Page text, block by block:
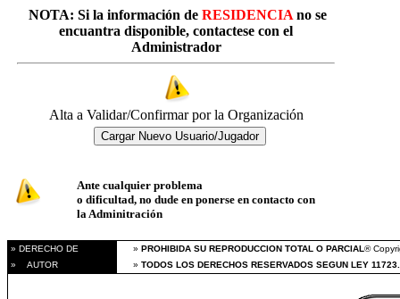
NOTA: Si la información de RESIDENCIA no se
encuantra disponible, contactese con el
Administrador
Alta a Validar/Confirmar por la Organización
Ante cualquier problema
o dificultad, no dude en ponerse en contacto con
la Adminitración
» DERECHO DE » PROHIBIDA SU REPRODUCCION TOTAL O PARCIAL®
» AUTOR
» TODOS LOS DERECHOS RESERVADOS SEGUN LEY